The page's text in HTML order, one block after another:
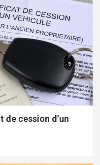
cession d’un